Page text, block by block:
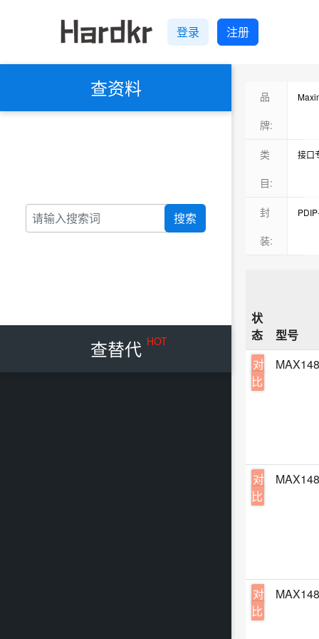
登录 注册
查资料
搜索
查替代 HOT
品
牌:
类
目:
接口
封
装:
状
态
型号
对
比
对
比
对
比